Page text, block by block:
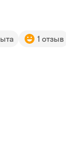
1 отзыв